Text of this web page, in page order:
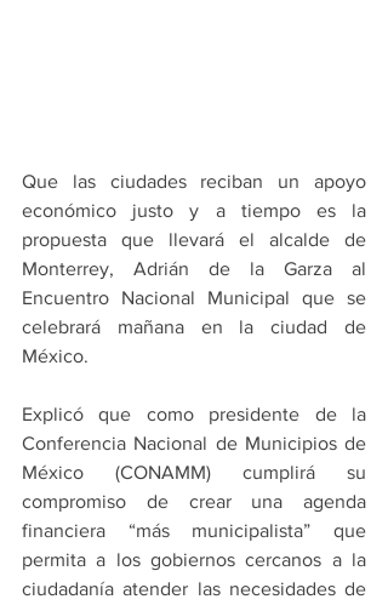
Que las ciudades reciban un apoyo
económico justo y a tiempo es la
propuesta que llevará el alcalde de
Monterrey, Adrián de la Garza al
Encuentro Nacional Municipal que se
celebrará mañana en la ciudad de
México.
Explicó que como presidente de la
Conferencia Nacional de Municipios de
México (CONAMM) cumplirá su
compromiso de crear una agenda
financiera “más municipalista” que
permita a los gobiernos cercanos a la
ciudadanía atender las necesidades de